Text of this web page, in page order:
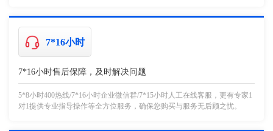
7*16小时
7*16小时售后保障，及时解决问题
5*8小时400热线/7*16小时企业微信群/7*15小时人工在线客服，更有专家1
对1提供专业指导操作等全方位服务，确保您购买与服务无后顾之忧。